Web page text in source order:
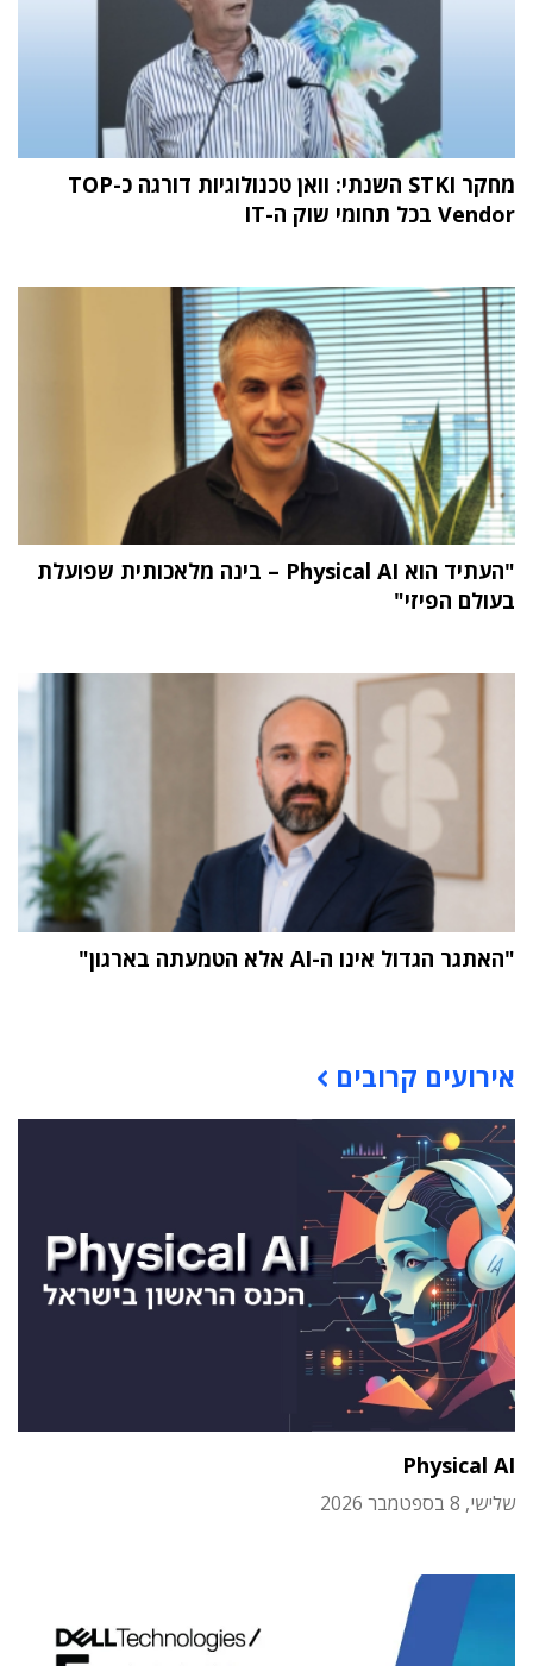
מחקר STKI השנתי: וואן טכנולוגיות דורגה כ-TOP
Vendor בכל תחומי שוק ה-IT
"העתיד הוא Physical AI – בינה מלאכותית שפועלת
בעולם הפיזי"
"האתגר הגדול אינו ה-AI אלא הטמעתה בארגון"
אירועים קרובים
Physical AI
שלישי, 8 בספטמבר 2026